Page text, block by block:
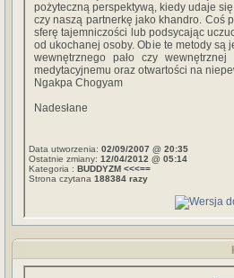
pożyteczną perspektywą, kiedy udaje
czy naszą partnerkę jako khandro. Coś
sferę tajemniczości lub podsycając
od ukochanej osoby. Obie te metody są
wewnętrznego pało czy
medytacyjnemu oraz otwartości na
Ngakpa Chogyam
Nadesłane
Data utworzenia: 02/09/2007 @ 20:35
Ostatnie zmiany: 12/04/2012 @ 05:14
Kategoria : BUDDYZM <<<==
Strona czytana 188384 razy